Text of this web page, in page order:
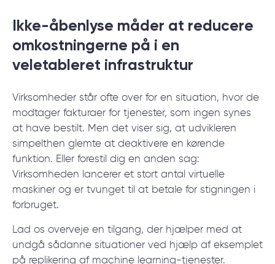
Ikke-åbenlyse måder at reducere
omkostningerne på i en
veletableret infrastruktur
Virksomheder står ofte over for en situation, hvor de
modtager fakturaer for tjenester, som ingen synes
at have bestilt. Men det viser sig, at udvikleren
simpelthen glemte at deaktivere en kørende
funktion. Eller forestil dig en anden sag:
Virksomheden lancerer et stort antal virtuelle
maskiner og er tvunget til at betale for stigningen i
forbruget.
Lad os overveje en tilgang, der hjælper med at
undgå sådanne situationer ved hjælp af eksemplet
på replikering af machine learning-tjenester.